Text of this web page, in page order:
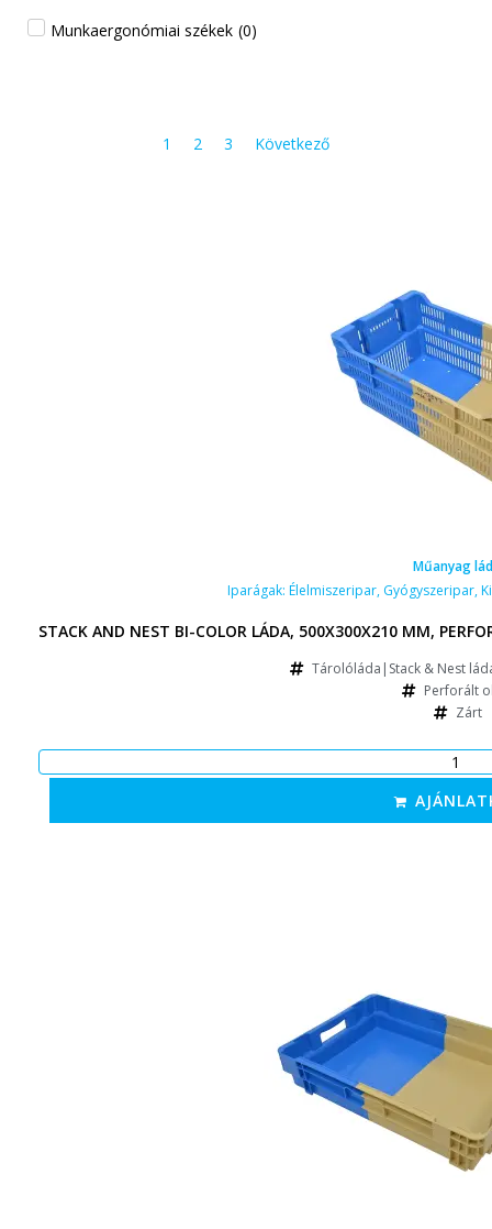
Munkaergonómiai székek (0)
1 2 3 Következő
Műanyag
Iparágak: Élelmiszeripar, Gyógyszeripar,
STACK AND NEST BI-COLOR LÁDA, 500X300X210 MM,
Tárolóláda|Stack & Nest
Perforált
Zárt